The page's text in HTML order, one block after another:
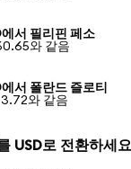
서 필리핀 페소
와 같음
서 폴란드 즐로티
3.72와 같음
USD로 전환하세요